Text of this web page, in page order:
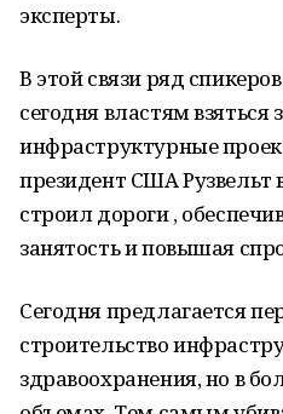
эксперты.
В этой связи ряд
сегодня властям взяться
инфраструктурные
президент США Рузвельт
строил дороги ,
занятость и повышая
Сегодня предлагается
строительство
здравоохранения, но в